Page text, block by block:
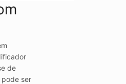
de
ser